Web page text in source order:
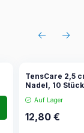
TensCare 2,5
Nadel, 10
Auf Lager
12,80€